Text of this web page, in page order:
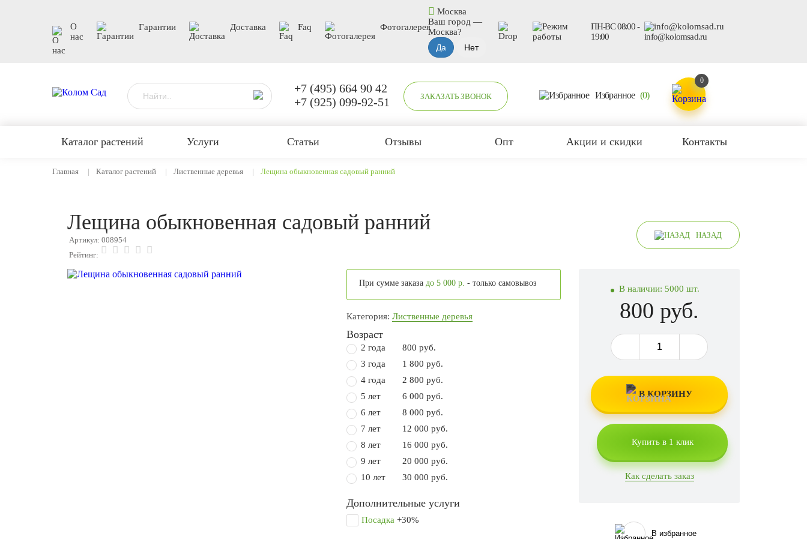
О
нас
Гарантии Доставка Faq Фотогалерея
Москва
Ваш город —
Москва?
ПН-ВС 08:00 -
19:00
info@kolomsad.ru
+7 (495) 664 90 42
+7 (925) 099-92-51
ЗАКАЗАТЬ ЗВОНОК Избранное (0)
0
Каталог растений Услуги Статьи Отзывы Опт Акции и скидки Контакты
Главная Каталог растений Лиственные деревья Лещина обыкновенная садовый ранний
Лещина обыкновенная садовый ранний
Артикул: 008954
Рейтинг:
НАЗАД
При сумме заказадо 5 000 р. - только самовывоз
Категория:Лиственные деревья
Возраст
2 года
800 руб.
3 года
1 800 руб.
4 года
2 800 руб.
5 лет
6 000 руб.
6 лет
8 000 руб.
7 лет
12 000 руб.
8 лет
16 000 руб.
9 лет
20 000 руб.
10 лет
30 000 руб.
Дополнительные услуги
Посадка +30%
В наличии: 5000 шт.
800 руб.
В КОРЗИНУ
Купить в 1 клик
Как сделать заказ
В избранное